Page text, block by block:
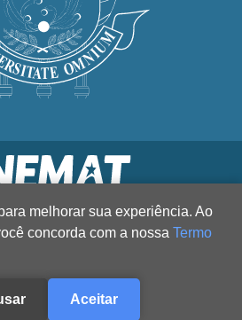
melhorar sua experiência. Ao
concorda com a nossa Termo
Aceitar